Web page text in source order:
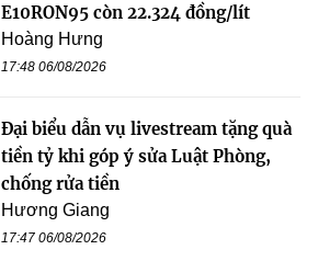
E10RON95 còn 22.324 đồng/lít
Hoàng Hưng
17:48 06/08/2026
Đại biểu dẫn vụ livestream tặng quà
tiền tỷ khi góp ý sửa Luật Phòng,
chống rửa tiền
Hương Giang
17:47 06/08/2026